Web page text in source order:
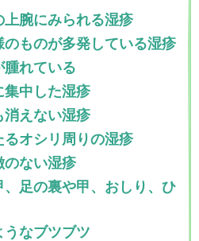
上腕にみられる湿疹
のものが多発している湿疹
腫れている
集中した湿疹
消えない湿疹
るオシリ周りの湿疹
のない湿疹
、足の裏や甲、おしり、ひ
なブツブツ